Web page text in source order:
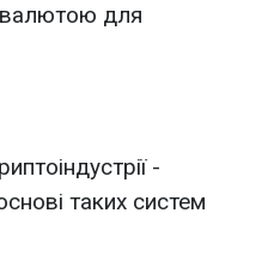
для
-
таких систем